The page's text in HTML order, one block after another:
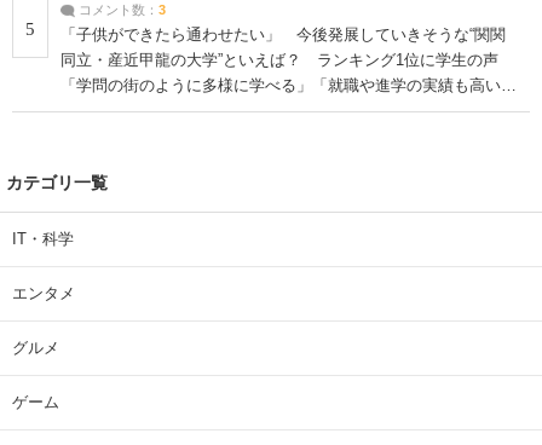
5
コメント数： 3
「子供ができたら通わせたい」 今後発展していきそうな“関関
同立・産近甲龍の大学”といえば？ ランキング1位に学生の声
「学問の街のように多様に学べる」「就職や進学の実績も高い」
| 大学 ねとらぼリサーチ
カテゴリ一覧
IT・科学
エンタメ
グルメ
ゲーム